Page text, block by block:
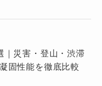
｜災害・登山・渋滞
固性能を徹底比較